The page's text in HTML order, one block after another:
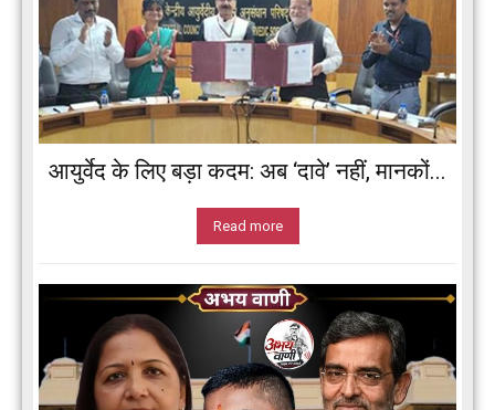
आयुर्वेद के लिए बड़ा कदम: अब ‘दावे’ नहीं, मानकों...
Read more